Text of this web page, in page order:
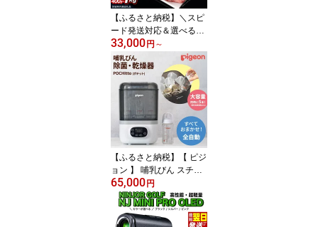
容 家電 美容グッズ プレ
ゼント
【ふるさと納税】＼スピ
ード発送対応＆選べる内
容量／【 常陸牛 】 ヒレ
ステーキ (選べる内容量
400g / 450g / 600g / 800
g / 1kg ) ステーキ ヒレ ヒ
レ肉 牛肉 ブランド牛 お
肉 肉 黒毛和牛 和牛 国産
黒毛和牛 国産牛 希少部
位 (茨城県共通返礼品)
33,000円 ～
【ふるさと納税】【 ピジ
ョン 】 哺乳びん スチー
ム 除菌 ・ 乾燥器 POCHI
tto （ポチット）0ヵ月～
哺乳瓶 ほ乳瓶 除菌 乾燥
赤ちゃん ベビー用品 乳
65,000円